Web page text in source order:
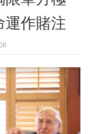
運作賭注